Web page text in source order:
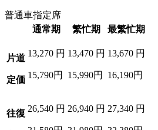
普通車指定席
通常期
繁忙期 最繁忙期
片道
定価
13,270 円
15,790円
13,470 円
15,990円
13,670 円
16,190円
往復 26,540 円 26,940 円 27,340 円